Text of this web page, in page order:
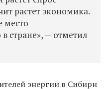
растет экономика.
место
стране», — отметил
энергии в Сибири